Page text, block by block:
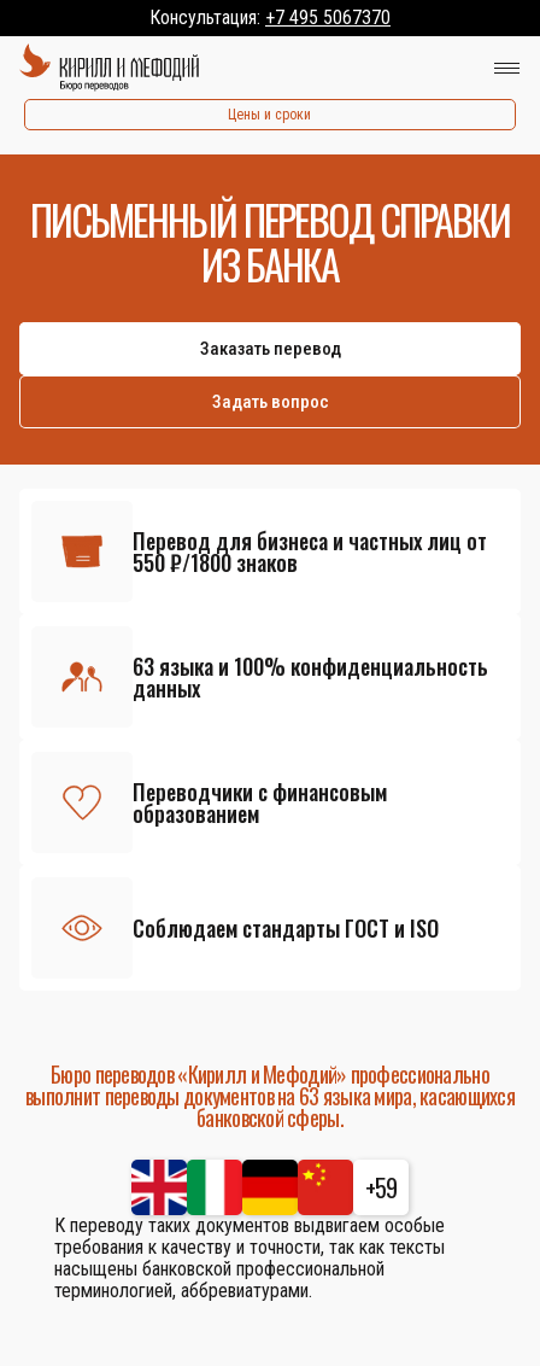
Консультация: +7 495 5067370
Цены и сроки
ПИСЬМЕННЫЙ ПЕРЕВОД СПРАВКИ
ИЗ БАНКА
Заказать перевод
Задать вопрос
Перевод для бизнеса и частных лиц от
550 ₽/1800 знаков
63 языка и 100% конфиденциальность
данных
Переводчики с финансовым
образованием
Соблюдаем стандарты ГОСТ и ISO
Бюро переводов «Кирилл и Мефодий» профессионально
выполнит переводы документов на 63 языка мира, касающихся
банковской сферы.
+59
К переводу таких документов выдвигаем особые
требования к качеству и точности, так как тексты
насыщены банковской профессиональной
терминологией, аббревиатурами.